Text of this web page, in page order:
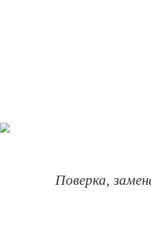
Поверка,